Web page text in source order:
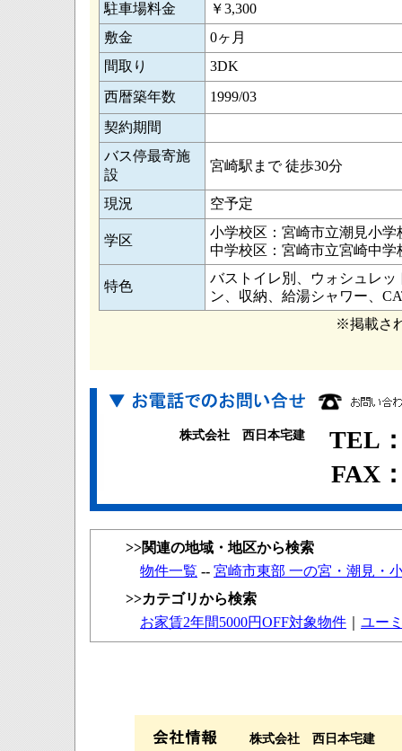
駐車場料金
￥3,300
敷金
0ヶ月
間取り
3DK
西暦築年数
1999/03
契約期間
バス停最寄施
設
宮崎駅まで 徒歩30分
現況 空予定
学区
小学校区：宮崎市立潮見小学
中学校区：宮崎市立宮崎中学
特色
バストイレ別、ウォシュレ
ン、収納、給湯シャワー、
※掲載さ
株式会社 西日本宅建
TEL
FAX
>>関連の地域・地区から検索
物件一覧 -- 宮崎市東部 一の宮・潮見・
>>カテゴリから検索
お家賃2年間5000円OFF対象物件
ユー
株式会社 西日本宅建